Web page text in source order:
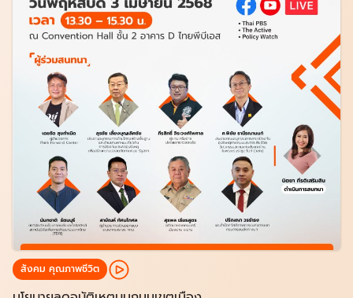
สังคม คุณภาพชีวิต